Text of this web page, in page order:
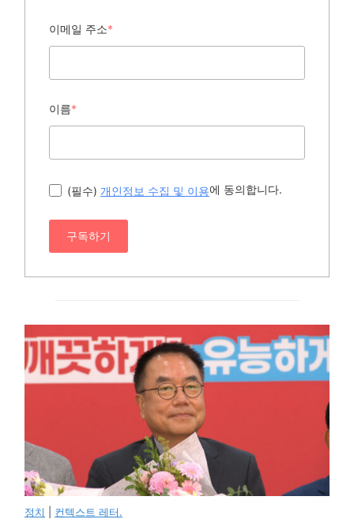
이메일 주소*
이름*
(필수) 개인정보 수집 및 이용에 동의합니다.
구독하기
정치 컨텍스트 레터.